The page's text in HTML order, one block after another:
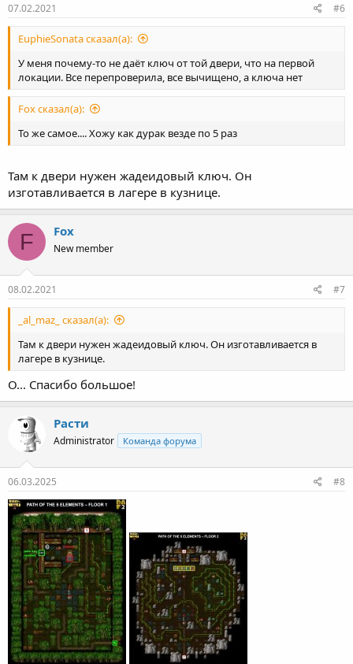
07.02.2021 #6
EuphieSonata сказал(а):
У меня почему-то не даёт ключ от той двери, что на первой
локации. Все перепроверила, все вычищено, а ключа нет
Fox сказал(а):
То же самое.... Хожу как дурак везде по 5 раз
Там к двери нужен жадеидовый ключ. Он
изготавливается в лагере в кузнице.
F Fox
New member
08.02.2021 #7
_al_maz_ сказал(а):
Там к двери нужен жадеидовый ключ. Он изготавливается в
лагере в кузнице.
О... Спасибо большое!
Расти
Administrator Команда форума
06.03.2025 #8